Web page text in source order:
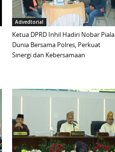
Advedtorial
Ketua DPRD Inhil Hadiri Nobar Piala
Dunia Bersama Polres, Perkuat
Sinergi dan Kebersamaan